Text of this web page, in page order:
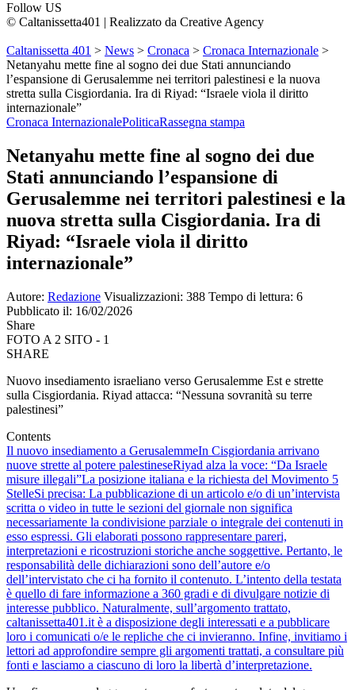
Follow US
© Caltanissetta401 | Realizzato da Creative Agency
Caltanissetta 401 > News > Cronaca > Cronaca Internazionale >
Netanyahu mette fine al sogno dei due Stati annunciando
l’espansione di Gerusalemme nei territori palestinesi e la nuova
stretta sulla Cisgiordania. Ira di Riyad: “Israele viola il diritto
internazionale”
Cronaca InternazionalePoliticaRassegna stampa
Netanyahu mette fine al sogno dei due
Stati annunciando l’espansione di
Gerusalemme nei territori palestinesi e la
nuova stretta sulla Cisgiordania. Ira di
Riyad: “Israele viola il diritto
internazionale”
Autore: Redazione Visualizzazioni: 388 Tempo di lettura: 6
Pubblicato il: 16/02/2026
Share
FOTO A 2 SITO - 1
SHARE
Nuovo insediamento israeliano verso Gerusalemme Est e strette
sulla Cisgiordania. Riyad attacca: “Nessuna sovranità su terre
palestinesi”
Contents
Il nuovo insediamento a GerusalemmeIn Cisgiordania arrivano
nuove strette al potere palestineseRiyad alza la voce: “Da Israele
misure illegali”La posizione italiana e la richiesta del Movimento 5
StelleSi precisa: La pubblicazione di un articolo e/o di un’intervista
scritta o video in tutte le sezioni del giornale non significa
necessariamente la condivisione parziale o integrale dei contenuti in
esso espressi. Gli elaborati possono rappresentare pareri,
interpretazioni e ricostruzioni storiche anche soggettive. Pertanto, le
responsabilità delle dichiarazioni sono dell’autore e/o
dell’intervistato che ci ha fornito il contenuto. L’intento della testata
è quello di fare informazione a 360 gradi e di divulgare notizie di
interesse pubblico. Naturalmente, sull’argomento trattato,
caltanissetta401.it è a disposizione degli interessati e a pubblicare
loro i comunicati o/e le repliche che ci invieranno. Infine, invitiamo i
lettori ad approfondire sempre gli argomenti trattati, a consultare più
fonti e lasciamo a ciascuno di loro la libertà d’interpretazione.